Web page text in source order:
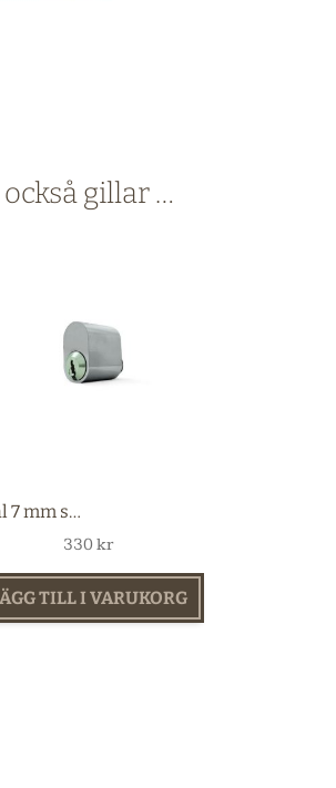
gillar …
Låscylinder oval 7 mm stift nickel
330 kr
TILL I VARUKORG